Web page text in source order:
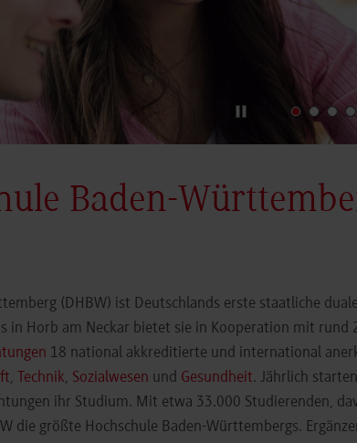
Baden-
(DHBW) ist Deutschlands erste staatliche
in Horb am Neckar bietet sie in Kooperation mit rund
18 national akkreditierte und international
, Technik, Sozialwesen und Gesundheit. Jährlich
ihr Studium. Mit etwa 33.000 Studierenden,
die größte Hochschule Baden-Württembergs.